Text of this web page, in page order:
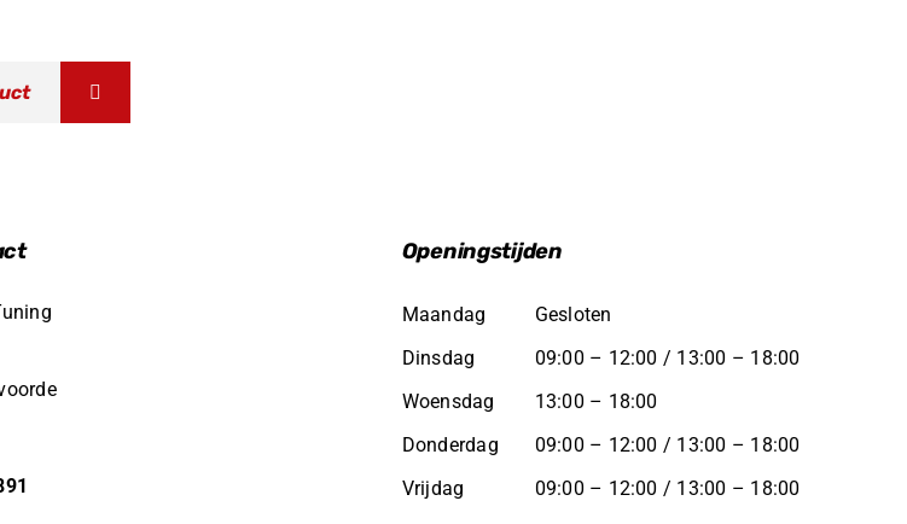
Openingstijden
Maandag
Gesloten
Dinsdag
09:00 – 12:00 / 13:00 – 18:00
Woensdag
13:00 – 18:00
Donderdag
09:00 – 12:00 / 13:00 – 18:00
Vrijdag
09:00 – 12:00 / 13:00 – 18:00